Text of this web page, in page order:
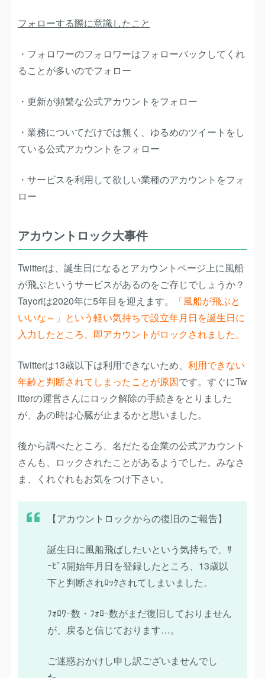
フォローする際に意識したこと
・フォロワーのフォロワーはフォローバックしてくれ
ることが多いのでフォロー
・更新が頻繁な公式アカウントをフォロー
・業務についてだけでは無く、ゆるめのツイートをし
ている公式アカウントをフォロー
・サービスを利用して欲しい業種のアカウントをフォ
ロー
アカウントロック大事件
Twitterは、誕生日になるとアカウントページ上に風船
が飛ぶというサービスがあるのをご存じでしょうか？
Tayoriは2020年に5年目を迎えます。
「風船が飛ぶと
いいな～」という軽い気持ちで設立年月日を誕生日に
入力したところ、即アカウントがロックされました。
Twitterは13歳以下は利用できないため、 利用できない
年齢と判断されてしまったことが原因です。すぐにTw
itterの運営さんにロック解除の手続きをとりました
が、あの時は心臓が止まるかと思いました。
後から調べたところ、名だたる企業の公式アカウント
さんも、ロックされたことがあるようでした。みなさ
ま、くれぐれもお気をつけ下さい。
【アカウントロックからの復旧のご報告】
誕生日に風船飛ばしたいという気持ちで、ｻ
ｰﾋﾞｽ開始年月日を登録したところ、13歳以
下と判断されﾛｯｸされてしまいました。
ﾌｫﾛﾜｰ数・ﾌｫﾛｰ数がまだ復旧しておりません
が、戻ると信じております…。
ご迷惑おかけし申し訳ございませんでし